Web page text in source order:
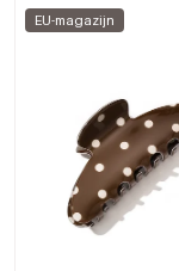
EU-magazijn